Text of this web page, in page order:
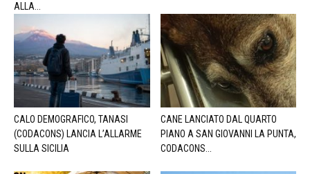
ALLA...
CALO DEMOGRAFICO, TANASI
(CODACONS) LANCIA L’ALLARME
SULLA SICILIA
CANE LANCIATO DAL QUARTO
PIANO A SAN GIOVANNI LA PUNTA,
CODACONS...